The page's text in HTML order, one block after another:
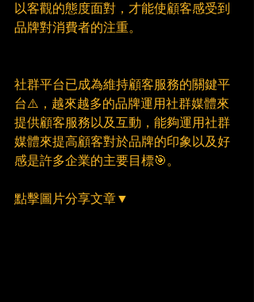
以客觀的態度面對，才能使顧客感受到
品牌對消費者的注重。
社群平台已成為維持顧客服務的關鍵平
台⚠️，越來越多的品牌運用社群媒體來
提供顧客服務以及互動，能夠運用社群
媒體來提高顧客對於品牌的印象以及好
感是許多企業的主要目標🎯。
點擊圖片分享文章▼